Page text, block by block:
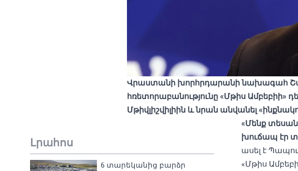
Վրաստանի խորհրդարանի նախագահ
հռետորաբանությունը «Մթիս Ամբեբիի»
Մթիվլիշվիլիին և նրան անվանել
Լրահոս
6 տարեկանից բարձր
«Մենք
խուճապ էր
ասել է
«Մթիս